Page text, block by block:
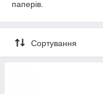
паперів.
Сортування